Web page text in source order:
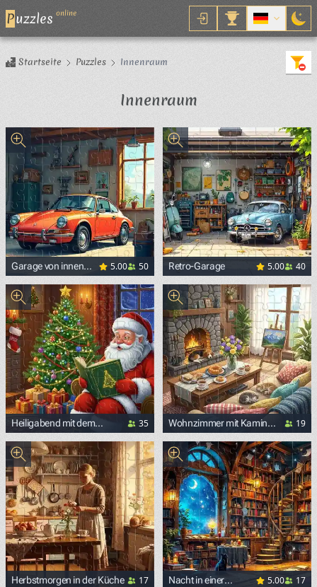
Puzzles online
Startseite Puzzles Innenraum
Innenraum
Garage von innen
und Retro-
Atmosphäre
5.00 50 Retro-Garage 5.00 40
Heiligabend mit dem
Weihnachtsmann
35
Wohnzimmer mit Kamin
und Haustieren
19
Herbstmorgen in der Küche 17
Nacht in einer
5.00 17